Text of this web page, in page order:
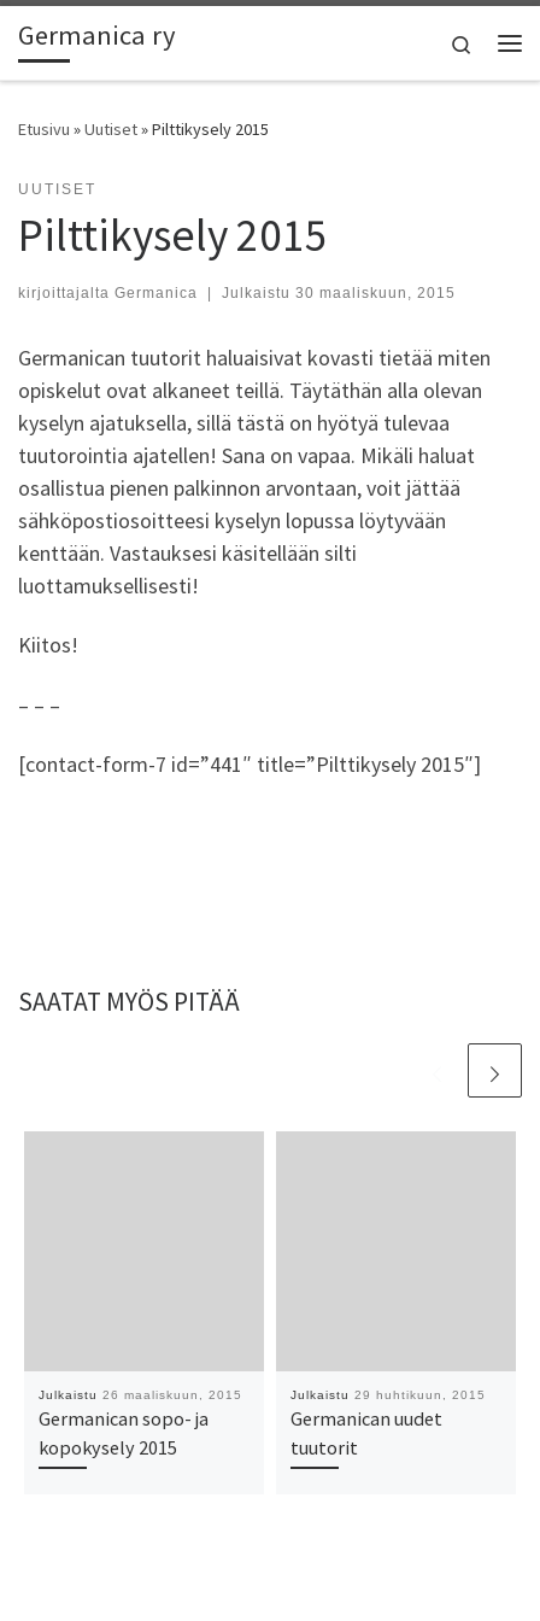
Skip to content
Germanica ry
Search
Etusivu »Uutiset»Pilttikysely 2015
UUTISET
Pilttikysely 2015
kirjoittajalta Germanica | Julkaistu 30 maaliskuun, 2015
Germanican tuutorit haluaisivat kovasti tietää miten
opiskelut ovat alkaneet teillä. Täytäthän alla olevan
kyselyn ajatuksella, sillä tästä on hyötyä tulevaa
tuutorointia ajatellen! Sana on vapaa. Mikäli haluat
osallistua pienen palkinnon arvontaan, voit jättää
sähköpostiosoitteesi kyselyn lopussa löytyvään
kenttään. Vastauksesi käsitellään silti
luottamuksellisesti!
Kiitos!
– – –
[contact-form-7 id=”441″ title=”Pilttikysely 2015″]
SAATAT MYÖS PITÄÄ
Julkaistu 26 maaliskuun, 2015
Germanican sopo- ja
kopokysely 2015
Julkaistu 29 huhtikuun, 2015
Germanican uudet
tuutorit